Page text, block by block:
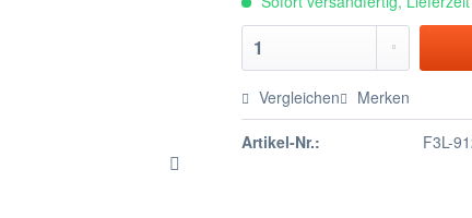
Vergleichen Merken
Artikel-Nr.: F3L-